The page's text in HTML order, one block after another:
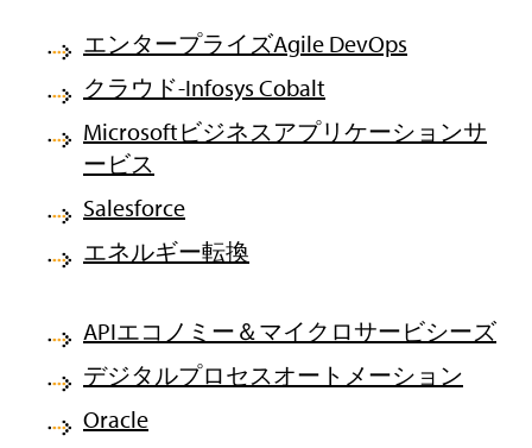
エンタープライズAgile DevOps
クラウド-Infosys Cobalt
Microsoftビジネスアプリケーションサ
ービス
Salesforce
エネルギー転換
APIエコノミー＆マイクロサービシーズ
デジタルプロセスオートメーション
Oracle